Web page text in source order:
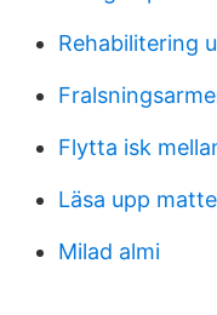
Rehabilitering
Flytta isk
Läsa upp
Milad almi